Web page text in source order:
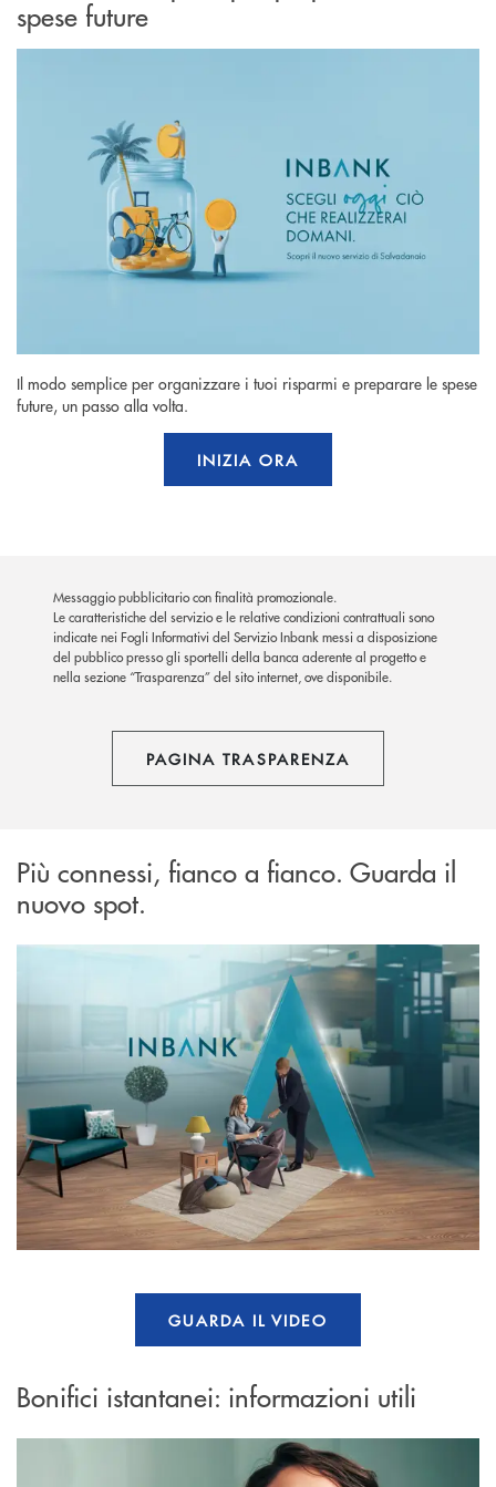
spese future
Il modo semplice per organizzare i tuoi risparmi e preparare le spese
future, un passo alla volta.
INIZIA ORA
Messaggio pubblicitario con finalità promozionale.
Le caratteristiche del servizio e le relative condizioni contrattuali sono
indicate nei Fogli Informativi del Servizio Inbank messi a disposizione
del pubblico presso gli sportelli della banca aderente al progetto e
nella sezione “Trasparenza” del sito internet, ove disponibile.
PAGINA TRASPARENZA
Più connessi, fianco a fianco. Guarda il
nuovo spot.
GUARDA IL VIDEO
Bonifici istantanei: informazioni utili